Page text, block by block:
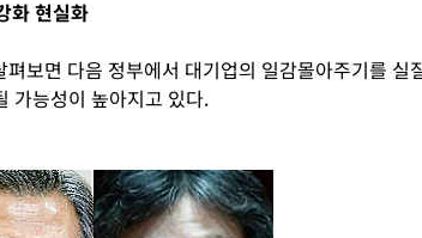
화 현실화
보면 다음 정부에서 대기업의 일감몰아주기를 실
가능성이 높아지고 있다.